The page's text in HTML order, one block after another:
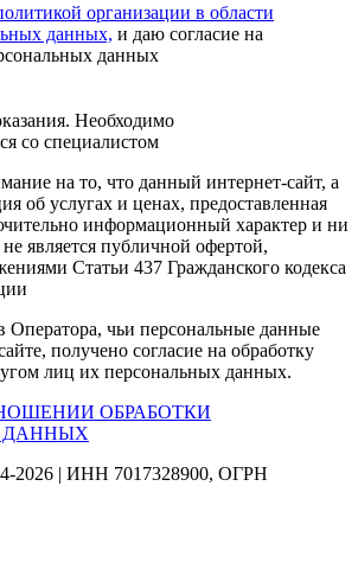
организации в области
данных, и даю согласие на
данных
Необходимо
со специалистом
на то, что данный интернет-сайт, а
об услугах и ценах, предоставленная
информационный характер и ни
является публичной офертой,
Статьи 437 Гражданского кодекса
Оператора, чьи персональные данные
получено согласие на обработку
лиц их персональных данных.
ОБРАБОТКИ
ДАННЫХ
2026 | ИНН 7017328900, ОГРН